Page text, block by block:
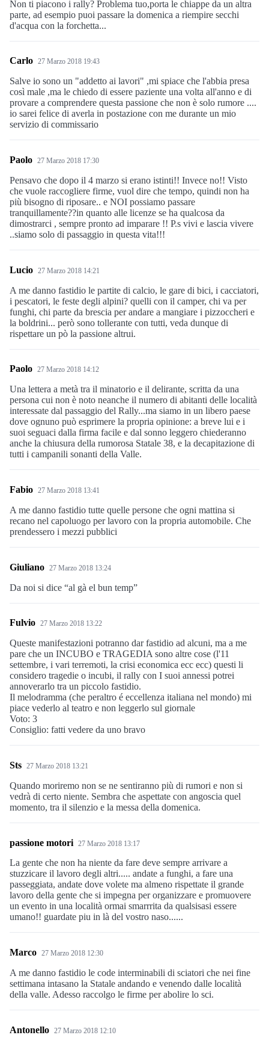
Non ti piacono i rally? Problema tuo,porta le chiappe da un altra
parte, ad esempio puoi passare la domenica a riempire secchi
d'acqua con la forchetta...
Carlo 27 Marzo 2018 19:43
Salve io sono un "addetto ai lavori" ,mi spiace che l'abbia presa
così male ,ma le chiedo di essere paziente una volta all'anno e di
provare a comprendere questa passione che non è solo rumore ....
io sarei felice di averla in postazione con me durante un mio
servizio di commissario
Paolo 27 Marzo 2018 17:30
Pensavo che dopo il 4 marzo si erano istinti!! Invece no!! Visto
che vuole raccogliere firme, vuol dire che tempo, quindi non ha
più bisogno di riposare.. e NOI possiamo passare
tranquillamente??in quanto alle licenze se ha qualcosa da
dimostrarci , sempre pronto ad imparare !! P.s vivi e lascia vivere
..siamo solo di passaggio in questa vita!!!
Lucio 27 Marzo 2018 14:21
A me danno fastidio le partite di calcio, le gare di bici, i cacciatori,
i pescatori, le feste degli alpini? quelli con il camper, chi va per
funghi, chi parte da brescia per andare a mangiare i pizzoccheri e
la boldrini... però sono tollerante con tutti, veda dunque di
rispettare un pò la passione altrui.
Paolo 27 Marzo 2018 14:12
Una lettera a metà tra il minatorio e il delirante, scritta da una
persona cui non è noto neanche il numero di abitanti delle località
interessate dal passaggio del Rally...ma siamo in un libero paese
dove ognuno può esprimere la propria opinione: a breve lui e i
suoi seguaci dalla firma facile e dal sonno leggero chiederanno
anche la chiusura della rumorosa Statale 38, e la decapitazione di
tutti i campanili sonanti della Valle.
Fabio 27 Marzo 2018 13:41
A me danno fastidio tutte quelle persone che ogni mattina si
recano nel capoluogo per lavoro con la propria automobile. Che
prendessero i mezzi pubblici
Giuliano 27 Marzo 2018 13:24
Da noi si dice “al gà el bun temp”
Fulvio 27 Marzo 2018 13:22
Queste manifestazioni potranno dar fastidio ad alcuni, ma a me
pare che un INCUBO e TRAGEDIA sono altre cose (l'11
settembre, i vari terremoti, la crisi economica ecc ecc) questi li
considero tragedie o incubi, il rally con I suoi annessi potrei
annoverarlo tra un piccolo fastidio.
Il melodramma (che peraltro é eccellenza italiana nel mondo) mi
piace vederlo al teatro e non leggerlo sul giornale
Voto: 3
Consiglio: fatti vedere da uno bravo
Sts 27 Marzo 2018 13:21
Quando moriremo non se ne sentiranno più di rumori e non si
vedrà di certo niente. Sembra che aspettate con angoscia quel
momento, tra il silenzio e la messa della domenica.
passione motori 27 Marzo 2018 13:17
La gente che non ha niente da fare deve sempre arrivare a
stuzzicare il lavoro degli altri..... andate a funghi, a fare una
passeggiata, andate dove volete ma almeno rispettate il grande
lavoro della gente che si impegna per organizzare e promuovere
un evento in una località ormai smarrrita da qualsisasi essere
umano!! guardate piu in là del vostro naso......
Marco 27 Marzo 2018 12:30
A me danno fastidio le code interminabili di sciatori che nei fine
settimana intasano la Statale andando e venendo dalle località
della valle. Adesso raccolgo le firme per abolire lo sci.
Antonello 27 Marzo 2018 12:10